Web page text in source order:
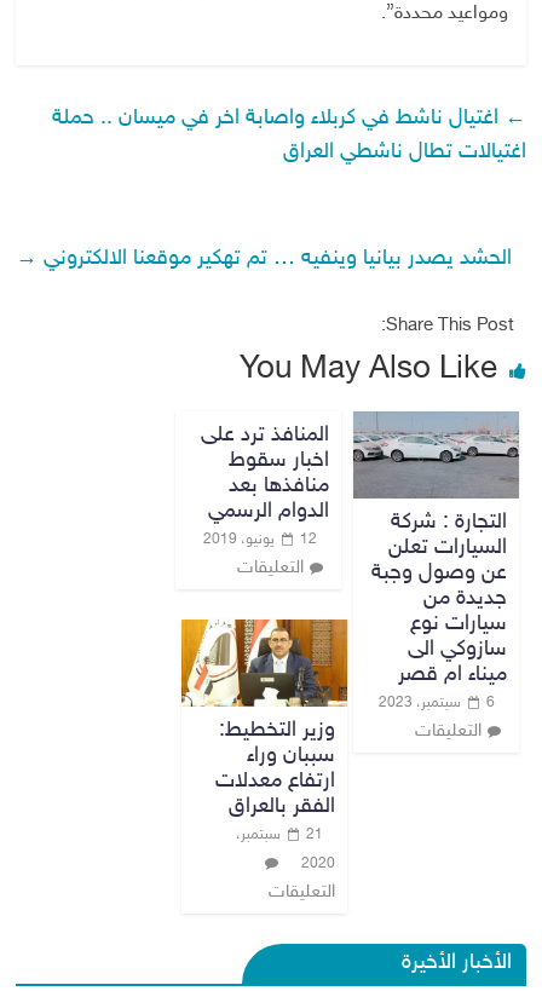
ومواعيد محددة”.
← اغتيال ناشط في كربلاء واصابة اخر في ميسان .. حملة
اغتيالات تطال ناشطي العراق
الحشد يصدر بيانيا وينفيه … تم تهكير موقعنا الالكتروني →
Share This Post:
You May Also Like
التجارة : شركة
السيارات تعلن
عن وصول وجبة
جديدة من
سيارات نوع
سازوكي الى
ميناء ام قصر
6 سبتمبر، 2023
التعليقات
المنافذ ترد على
اخبار سقوط
منافذها بعد
الدوام الرسمي
12 يونيو، 2019
التعليقات
وزير التخطيط:
سببان وراء
ارتفاع معدلات
الفقر بالعراق
21 سبتمبر،
2020
التعليقات
الأخبار الأخيرة